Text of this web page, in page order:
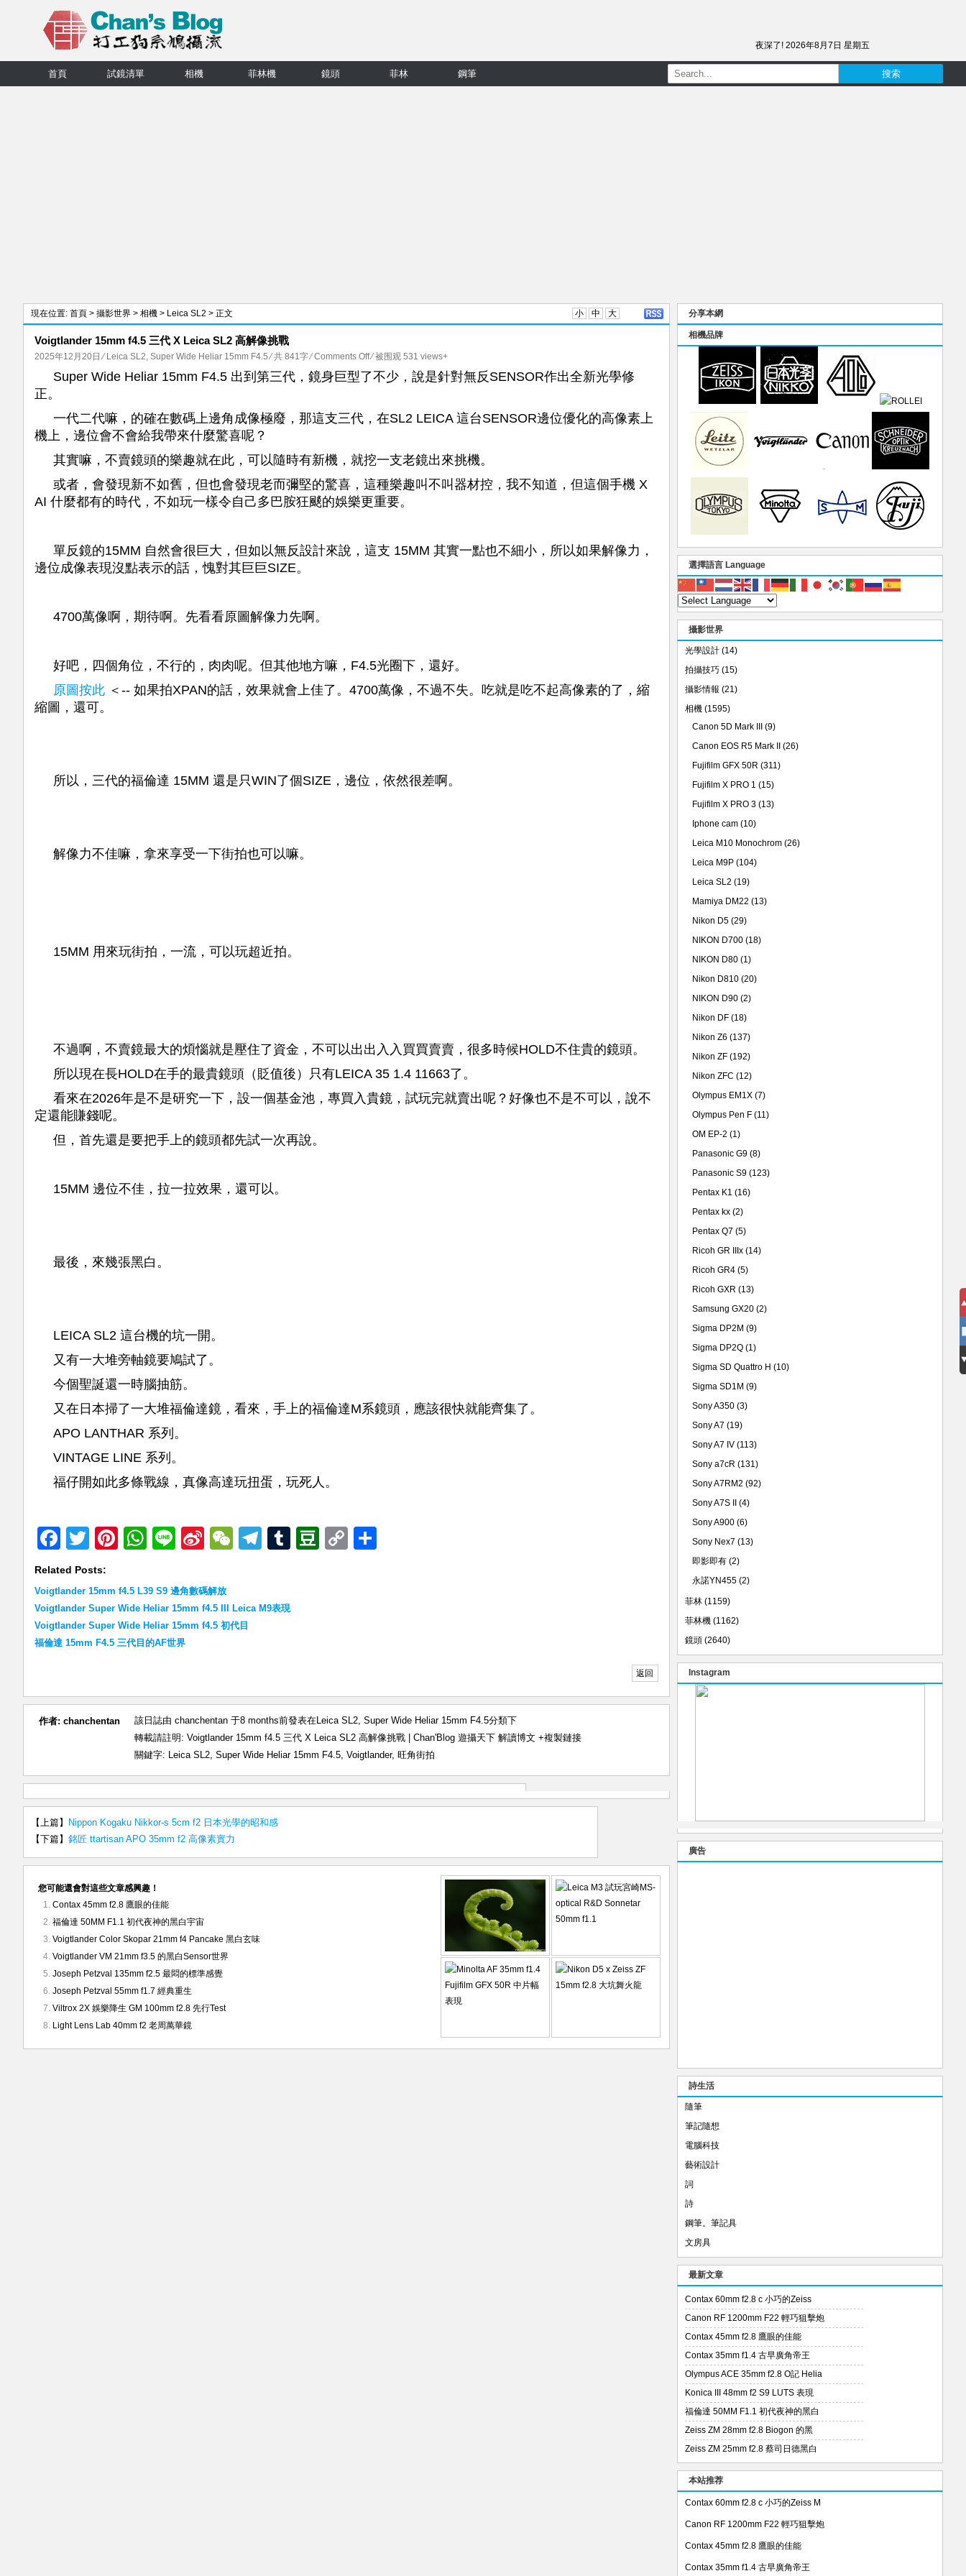
夜深了! 2026年8月7日 星期五
首頁 試鏡清單 相機 菲林機 鏡頭 菲林 鋼筆
現在位置: 首頁 > 攝影世界 > 相機 > Leica SL2 > 正文 小 中 大
Voigtlander 15mm f4.5 三代 X Leica SL2 高解像挑戰
2025年12月20日 ⁄ Leica SL2, Super Wide Heliar 15mm F4.5⁄ 共 841字⁄Comments Offon
Voigtlander
三
Leica
SL2
高
挑
⁄ 被围观 531 views+
Super Wide Heliar 15mm F4.5 出到第三代，鏡身巨型了不少，說是針對無反SENSOR作出全新光學修
正。
一代二代嘛，的確在數碼上邊角成像極廢，那這支三代，在SL2 LEICA 這台SENSOR邊位優化的高像素上
機上，邊位會不會給我帶來什麼驚喜呢？
其實嘛，不賣鏡頭的樂趣就在此，可以隨時有新機，就挖一支老鏡出來挑機。
或者，會發現新不如舊，但也會發現老而彌堅的驚喜，這種樂趣叫不叫器材控，我不知道，但這個手機 X
AI 什麼都有的時代，不如玩一樣令自己多巴胺狂颷的娛樂更重要。
單反鏡的15MM 自然會很巨大，但如以無反設計來說，這支 15MM 其實一點也不細小，所以如果解像力，
邊位成像表現沒點表示的話，愧對其巨巨SIZE。
4700萬像啊，期待啊。先看看原圖解像力先啊。
好吧，四個角位，不行的，肉肉呢。但其他地方嘛，F4.5光圈下，還好。
原圖按此 ＜-- 如果拍XPAN的話，效果就會上佳了。4700萬像，不過不失。吃就是吃不起高像素的了，縮
縮圖，還可。
所以，三代的福倫達 15MM 還是只WIN了個SIZE，邊位，依然很差啊。
解像力不佳嘛，拿來享受一下街拍也可以嘛。
15MM 用來玩街拍，一流，可以玩超近拍。
不過啊，不賣鏡最大的煩惱就是壓住了資金，不可以出出入入買買賣賣，很多時候HOLD不住貴的鏡頭。
所以現在長HOLD在手的最貴鏡頭（貶值後）只有LEICA 35 1.4 11663了。
看來在2026年是不是研究一下，設一個基金池，專買入貴鏡，試玩完就賣出呢？好像也不是不可以，說不
定還能賺錢呢。
但，首先還是要把手上的鏡頭都先試一次再說。
15MM 邊位不佳，拉一拉效果，還可以。
最後，來幾張黑白。
LEICA SL2 這台機的坑一開。
又有一大堆旁軸鏡要鳩試了。
今個聖誕還一時腦抽筋。
又在日本掃了一大堆福倫達鏡，看來，手上的福倫達M系鏡頭，應該很快就能齊集了。
APO LANTHAR 系列。
VINTAGE LINE 系列。
福仔開如此多條戰線，真像高達玩扭蛋，玩死人。
Facebook
TwitterPinterest
WhatsApp
LineSinaWeChat
Telegram
Tumblr
Douban
Copy
Related Posts:
Voigtlander 15mm f4.5 L39 S9 邊角數碼解放
Voigtlander Super Wide Heliar 15mm f4.5 III Leica M9表現
Voigtlander Super Wide Heliar 15mm f4.5 初代目
福倫達 15mm F4.5 三代目的AF世界
返回
作者: chanchentan 該日誌由 chanchentan 于8 months前發表在Leica SL2, Super Wide Heliar 15mm F4.5分類下
轉載請註明: Voigtlander 15mm f4.5 三代 X Leica SL2 高解像挑戰 | Chan'Blog 遊攝天下 解讀博文 +複製鏈接
關鍵字: Leica SL2, Super Wide Heliar 15mm F4.5, Voigtlander, 旺角街拍
【上篇】
Nippon Kogaku Nikkor-s 5cm f2 日本光學的昭和感
【下篇】 銘匠 ttartisan APO 35mm f2 高像素實力
您可能還會對這些文章感興趣！
Contax 45mm f2.8 鷹眼的佳能
福倫達 50MM F1.1 初代夜神的黑白宇宙
Voigtlander Color Skopar 21mm f4 Pancake 黑白玄味
Voigtlander VM 21mm f3.5 的黑白Sensor世界
Joseph Petzval 135mm f2.5 最悶的標準感覺
Joseph Petzval 55mm f1.7 經典重生
Viltrox 2X 娛樂降生 GM 100mm f2.8 先行Test
Light Lens Lab 40mm f2 老周萬華鏡
分享本網
相機品牌
選擇語言 Language
攝影世界
光學設計 (14)
拍攝技巧 (15)
攝影情報 (21)
相機 (1595)
Canon 5D Mark III
(9)
Canon EOS R5 Mark II
(26)
Fujifilm GFX 50R (311)
Fujifilm X PRO 1 (15)
Fujifilm X PRO 3 (13)
Iphone cam (10)
Leica M10 Monochrom (26)
Leica M9P (104)
Leica SL2 (19)
Mamiya DM22 (13)
Nikon D5 (29)
NIKON D700 (18)
NIKON D80 (1)
Nikon D810 (20)
NIKON D90 (2)
Nikon DF (18)
Nikon Z6 (137)
Nikon ZF (192)
Nikon ZFC (12)
Olympus EM1X (7)
Olympus Pen F (11)
OM EP-2 (1)
Panasonic G9 (8)
Panasonic S9 (123)
Pentax K1 (16)
Pentax kx (2)
Pentax Q7 (5)
Ricoh GR IIIx (14)
Ricoh GR4 (5)
Ricoh GXR (13)
Samsung GX20 (2)
Sigma DP2M (9)
Sigma DP2Q (1)
Sigma SD Quattro H (10)
Sigma SD1M (9)
Sony A350 (3)
Sony A7 (19)
Sony A7 IV (113)
Sony a7cR (131)
Sony A7RM2 (92)
Sony A7S II
(4)
Sony A900 (6)
Sony Nex7 (13)
即影即有 (2)
永諾YN455 (2)
菲林 (1159)
菲林機 (1162)
鏡頭 (2640)
Instagram
廣告
詩生活
隨筆
筆記隨想
電腦科技
藝術設計
詞
詩
鋼筆。筆記具
文房具
最新文章
Contax 60mm f2.8 c 小巧的Zeiss
Canon RF 1200mm F22 輕巧狙擊炮
Contax 45mm f2.8 鷹眼的佳能
Contax 35mm f1.4 古早廣角帝王
Olympus ACE 35mm f2.8 O記 Helia
Konica III 48mm f2 S9 LUTS 表現
福倫達 50MM F1.1 初代夜神的黑白
Zeiss ZM 28mm f2.8 Biogon 的黑
Zeiss ZM 25mm f2.8 蔡司日德黑白
本站推荐
Contax 60mm f2.8 c 小巧的Zeiss M
Canon RF 1200mm F22 輕巧狙擊炮
Contax 45mm f2.8 鷹眼的佳能
Contax 35mm f1.4 古早廣角帝王